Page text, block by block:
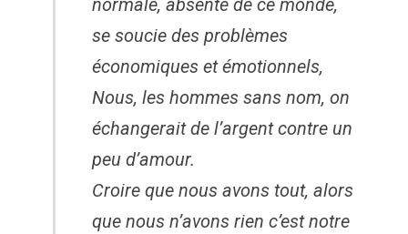
normale, absente de ce monde,
se soucie des problèmes
économiques et émotionnels,
Nous, les hommes sans nom, on
échangerait de l’argent contre un
peu d’amour.
Croire que nous avons tout, alors
que nous n’avons rien c’est notre